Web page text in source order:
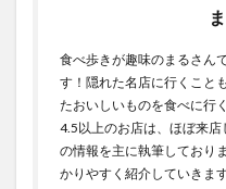
食べ歩きが趣味のまるさん
す！隠れた名店に行くこと
たおいしいものを食べに行
4.5以上のお店は、ほぼ来
の情報を主に執筆しており
かりやすく紹介していきま